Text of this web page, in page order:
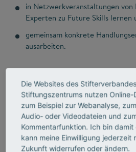
in Netzwerkveranstaltungen von
Experten zu Future Skills lernen
gemeinsam konkrete
ausarbeiten.
stattgefunden. Im Anschluss
ein Austauschformat (online oder
Bewerbungen für die Teilnahme an
Practice sind leider nicht mehr
Die Websites des
Stiftungszentrums nutzen Online-
zum Beispiel zur Webanalyse,
Audio- oder Videodateien und
Kommentarfunktion. Ich bin
kann meine Einwilligung jederzeit
Zukunft widerrufen oder ändern.